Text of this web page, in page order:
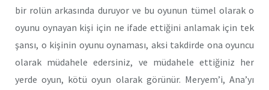
bir rolün arkasında duruyor ve bu oyunun tümel olarak o
oyunu oynayan kişi için ne ifade ettiğini anlamak için tek
şansı, o kişinin oyunu oynaması, aksi takdirde ona oyuncu
olarak müdahele edersiniz, ve müdahele ettiğiniz her
yerde oyun, kötü oyun olarak görünür. Meryem’i, Ana’yı